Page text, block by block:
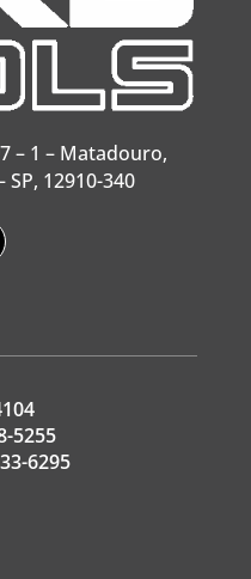
– 1 – Matadouro,
SP, 12910-340
5255
6295